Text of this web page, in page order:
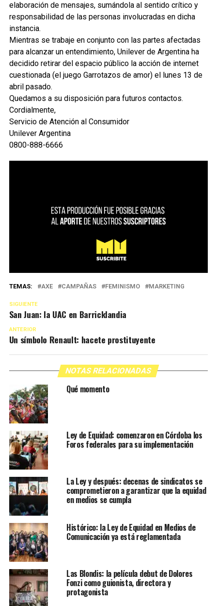
elaboración de mensajes, sumándola al sentido crítico y
responsabilidad de las personas involucradas en dicha
instancia.
Mientras se trabaje en conjunto con las partes afectadas
para alcanzar un entendimiento, Unilever de Argentina ha
decidido retirar del espacio público la acción de internet
cuestionada (el juego Garrotazos de amor) el lunes 13 de
abril pasado.
Quedamos a su disposición para futuros contactos.
Cordialmente,
Servicio de Atención al Consumidor
Unilever Argentina
0800-888-6666
TEMAS: AXE CAMPAÑAS FEMINISMO MARKETING
SIGUIENTE
San Juan: la UAC en Barricklandia
ANTERIOR
Un símbolo Renault: hacete prostituyente
NOTAS RELACIONADAS
Qué momento
Ley de Equidad: comenzaron en Córdoba los
Foros federales para su implementación
La Ley y después: decenas de sindicatos se
comprometieron a garantizar que la equidad
en medios se cumpla
Histórico: la Ley de Equidad en Medios de
Comunicación ya está reglamentada
Las Blondis: la película debut de Dolores
Fonzi como guionista, directora y
protagonista